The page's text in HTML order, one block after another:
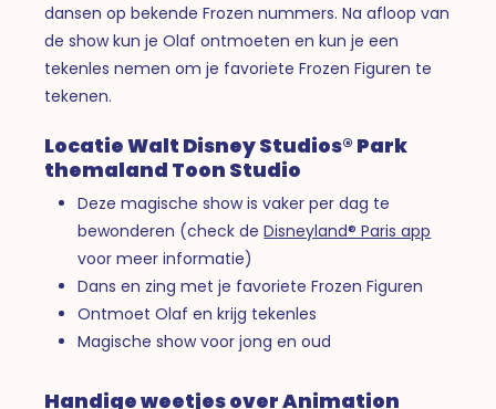
dansen op bekende Frozen nummers. Na afloop van
de show kun je Olaf ontmoeten en kun je een
tekenles nemen om je favoriete Frozen Figuren te
tekenen.
Locatie Walt Disney Studios® Park
themaland Toon Studio
Deze magische show is vaker per dag te
bewonderen (check deDisneyland® Paris app
voor meer informatie)
Dans en zing met je favoriete Frozen Figuren
Ontmoet Olaf en krijg tekenles
Magische show voor jong en oud
Handige weetjes over Animation